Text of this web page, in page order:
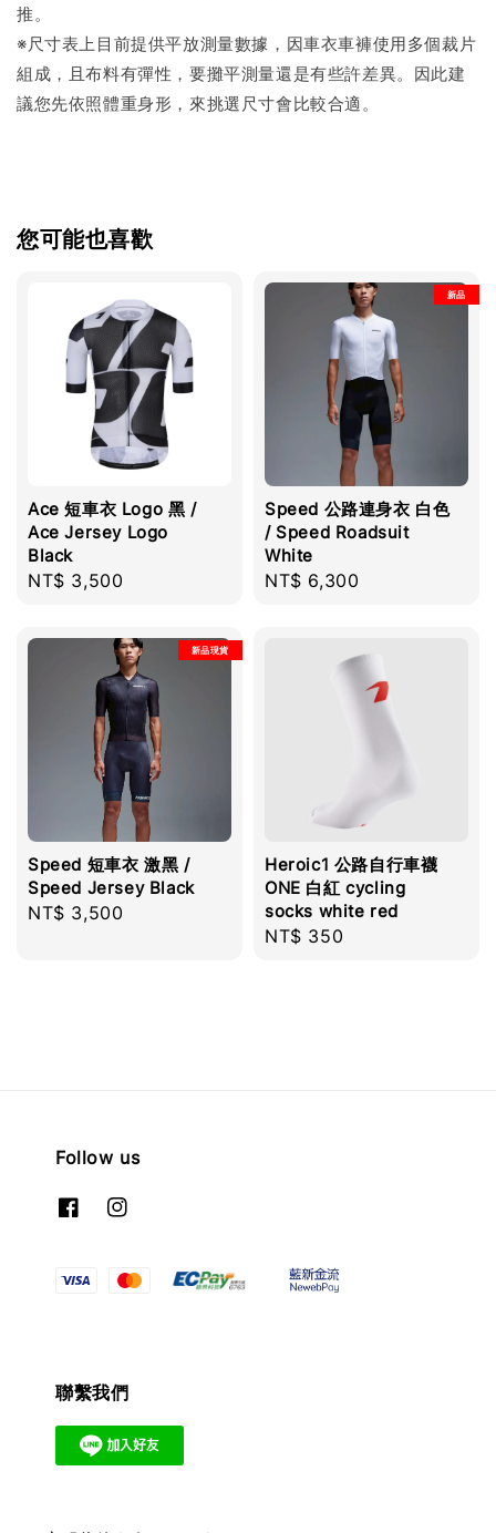
推。
※尺寸表上目前提供平放測量數據，因車衣車褲使用多個裁片
組成，且布料有彈性，要攤平測量還是有些許差異。因此建
議您先依照體重身形，來挑選尺寸會比較合適。
您可能也喜歡
Ace 短車衣 Logo 黑 /
Ace Jersey Logo
Black
Regular
NT$ 3,500
新品
Speed 公路連身衣 白色
/ Speed Roadsuit
White
Regular
NT$ 6,300
新品現貨
Speed 短車衣 激黑 /
Speed Jersey Black
Regular
NT$ 3,500
Heroic1 公路自行車襪
ONE 白紅 cycling
socks white red
Regular
NT$ 350
Follow us
聯繫我們